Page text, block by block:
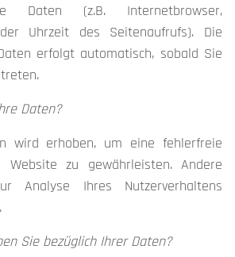
Daten (z.B. Internetbrowser,
Uhrzeit des Seitenaufrufs). Die
erfolgt automatisch, sobald Sie
Daten?
wird erhoben, um eine fehlerfreie
Website zu gewährleisten. Andere
Analyse Ihres Nutzerverhaltens
Sie bezüglich Ihrer Daten?